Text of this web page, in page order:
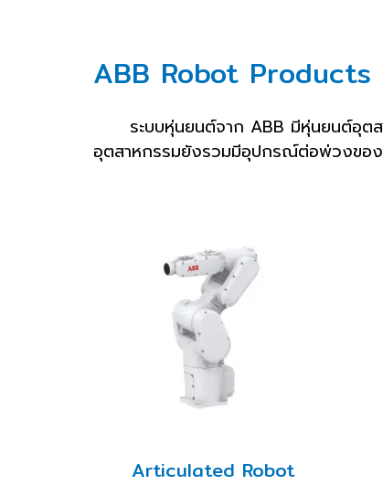
ABB Robot Products
ระบบหุ่นยนต์จาก ABB มีหุ่นยนต์อุต
อุตสาหกรรมยังรวมมีอุปกรณ์ต่อพ่วงของ
Articulated Robot